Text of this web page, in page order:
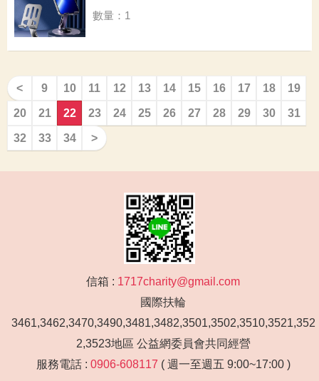
數量：1
< 9 10 11 12 13 14 15 16 17 18 19
20 21 22 23 24 25 26 27 28 29 30 31
32 33 34 >
信箱 : 1717charity@gmail.com
國際扶輪
3461,3462,3470,3490,3481,3482,3501,3502,3510,3521,352
2,3523地區 公益網委員會共同經營
服務電話 : 0906-608117 ( 週一至週五 9:00~17:00 )